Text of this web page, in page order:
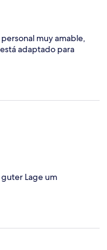
muy amable,
adaptado para
Lage um